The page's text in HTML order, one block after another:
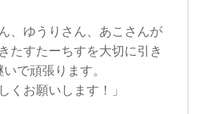
、ゆうりさん、あこさんが
たすたーちすを大切に引き
いで頑張ります。
くお願いします！」